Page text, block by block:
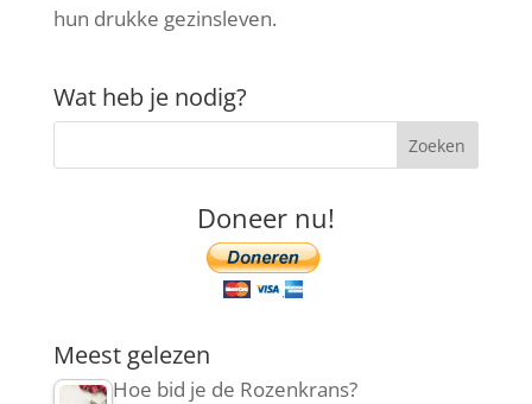
hun drukke gezinsleven.
Wat heb je nodig?
Doneer nu!
Meest gelezen
Hoe bid je de Rozenkrans?